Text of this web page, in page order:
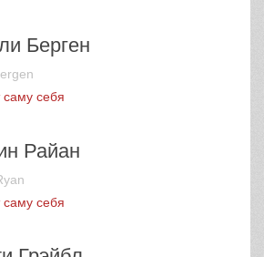
Берген
саму себя
Райан
саму себя